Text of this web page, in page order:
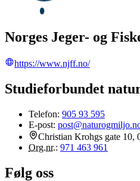
Norges Jeger- og
https://www.njff.no/
Studieforbundet
Telefon: 905 93 595
E-post:
Christian Krohgs gate 10,
Org.nr.: 971 463 961
Følg oss